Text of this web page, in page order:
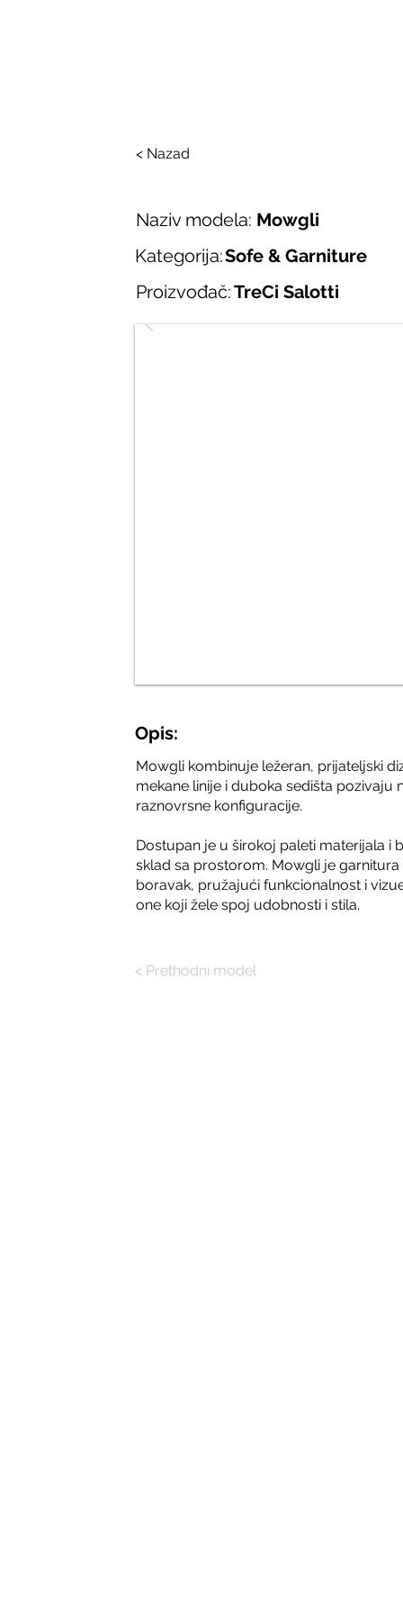
< Nazad
Naziv modela: Mowgli
Kategorija:Sofe & Garniture
Proizvođač:TreCi Salotti
Opis:
Mowgli kombinuje ležeran, prijateljski
mekane linije i duboka sedišta
raznovrsne konfiguracije.
Dostupan je u širokoj paleti materijala i
sklad sa prostorom. Mowgli je
boravak, pružajući funkcionalnost i
one koji žele spoj udobnosti i stila.
< Prethodni model